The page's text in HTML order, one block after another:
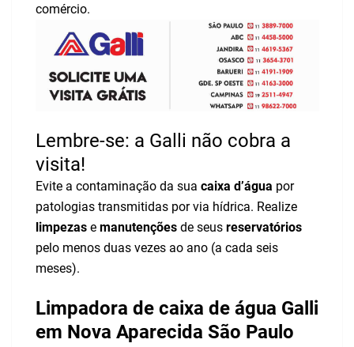
comércio.
Lembre-se: a Galli não cobra a
visita!
Evite a contaminação da sua caixa d’água por
patologias transmitidas por via hídrica. Realize
limpezas e manutenções de seus reservatórios
pelo menos duas vezes ao ano (a cada seis
meses).
Limpadora de caixa de água Galli
em Nova Aparecida São Paulo